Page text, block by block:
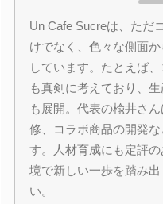
Un Cafe Sucreは、ただ
けでなく、色々な側面
しています。たとえば
も真剣に考えており、
も展開。代表の楡井さ
修、コラボ商品の開発
す。人材育成にも定評
境で新しい一歩を踏み
い。